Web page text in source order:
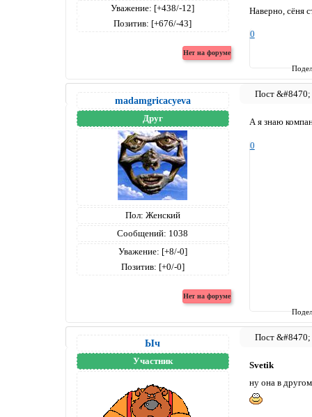
Уважение: [+438/-12]
Позитив: [+676/-43]
Наверно, сёня
0
madamgricacyeva
Друг
Пол: Женский
Сообщений: 1038
Уважение: [+8/-0]
Позитив: [+0/-0]
А я знаю
0
Ыч
Участник
Svetik
ну она в